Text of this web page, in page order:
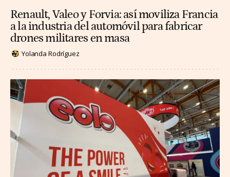
Renault, Valeo y Forvia: así moviliza Francia
a la industria del automóvil para fabricar
drones militares en masa
Yolanda Rodríguez